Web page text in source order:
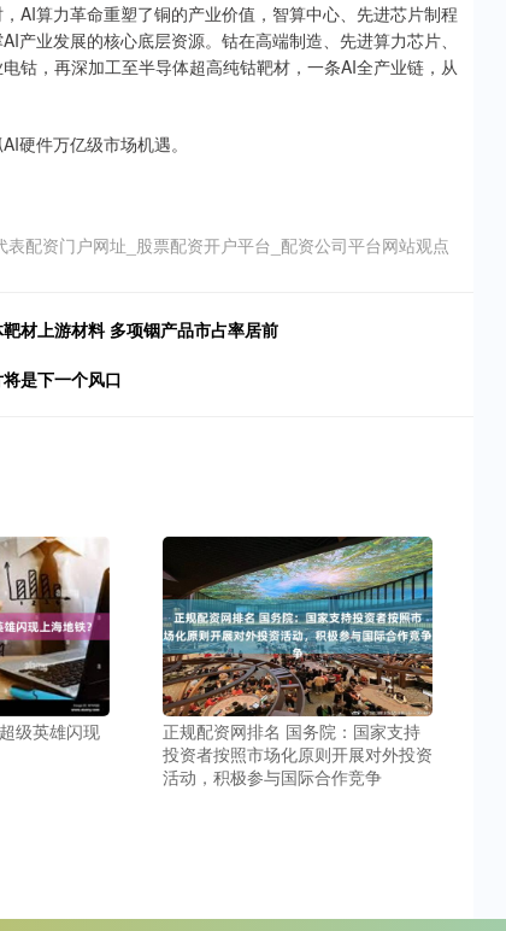
AI算力革命重塑了铜的产业价值，智算中心、先进芯片制程
业发展的核心底层资源。钴在高端制造、先进算力芯片、
钴，再深加工至半导体超高纯钴靶材，一条AI全产业链，从
硬件万亿级市场机遇。
配资门户网址_股票配资开户平台_配资公司平台网站观点
材上游材料 多项铟产品市占率居前
是下一个风口
级英雄闪现
正规配资网排名 国务院：国家支持
投资者按照市场化原则开展对外投资
活动，积极参与国际合作竞争